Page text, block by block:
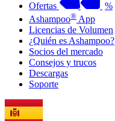
Ofertas
%
Ashampoo® App
Licencias de Volumen
¿Quién es Ashampoo?
Socios del mercado
Consejos y trucos
Descargas
Soporte